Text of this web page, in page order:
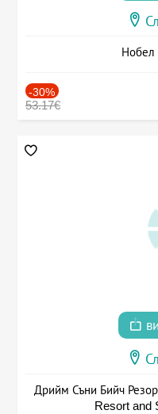
Нобел
-30%
53.17€
Дрийм Съни Бийч
Resort and